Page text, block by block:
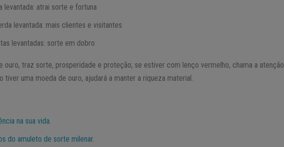
levantada: atrai sorte e fortuna
levantada: mais clientes e visitantes
levantadas: sorte em dobro
ouro, traz sorte, prosperidade e proteção; se estiver com lenço vermelho, chama a atenção
uma moeda de ouro, ajudará a manter a riqueza material.
na sua vida.
do amuleto de sorte milenar.